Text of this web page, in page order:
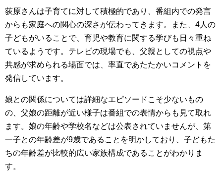
荻原さんは子育てに対して積極的であり、番組内での発言
からも家庭への関心の深さが伝わってきます。また、4人の
子どもがいることで、育児や教育に関する学びも日々重ね
ているようです。テレビの現場でも、父親としての視点や
共感が求められる場面では、率直であたたかいコメントを
発信しています。
娘との関係については詳細なエピソードこそ少ないもの
の、父娘の距離が近い様子は番組での表情からも見て取れ
ます。娘の年齢や学校名などは公表されていませんが、第
一子との年齢差が9歳であることを明かしており、子どもた
ちの年齢差が比較的広い家族構成であることがわかりま
す。